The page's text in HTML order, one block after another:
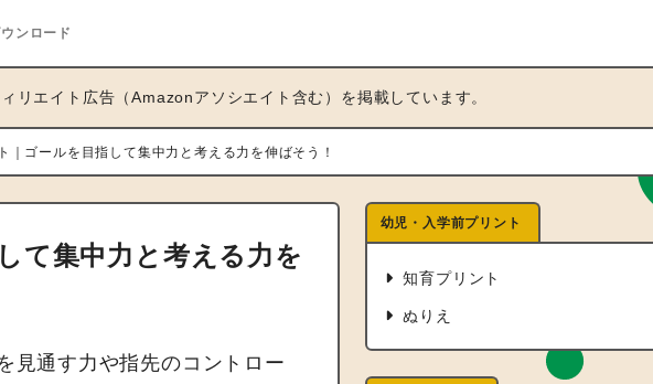
ンロード
リエイト広告（Amazonアソシエイト含む）を掲載しています。
｜ゴールを目指して集中力と考える力を伸ばそう！
て集中力と考える力を
見通す力や指先のコントロー
幼児・入学前プリント
知育プリント
ぬりえ